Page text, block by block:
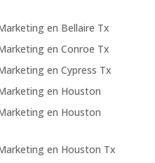
en Bellaire Tx
en Conroe Tx
en Cypress Tx
en Houston
en Houston
en Houston Tx